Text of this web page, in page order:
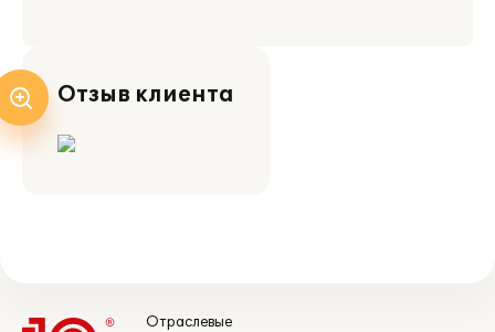
Отзыв клиента
Отраслевые